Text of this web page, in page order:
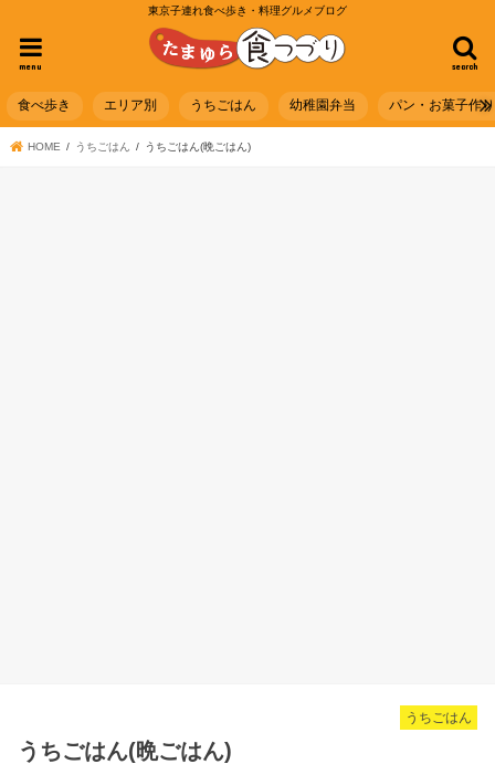
東京子連れ食べ歩き・料理グルメブログ
search
menu
食べ歩き エリア別 うちごはん 幼稚園弁当 パン・お菓子作り
HOME うちごはん うちごはん(晩ごはん)
うちごはん
うちごはん(晩ごはん)